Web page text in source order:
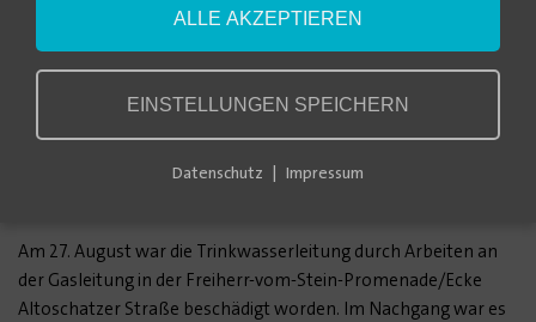
des Trinkwassers bis zum Wasserhahn zu sichern.
Am 27. August war die Trinkwasserleitung durch Arbeiten an
der Gasleitung in der Freiherr-vom-Stein-Promenade/Ecke
Altoschatzer Straße beschädigt worden. Im Nachgang war es
ALLE AKZEPTIEREN
EINSTELLUNGEN SPEICHERN
Datenschutz Impressum